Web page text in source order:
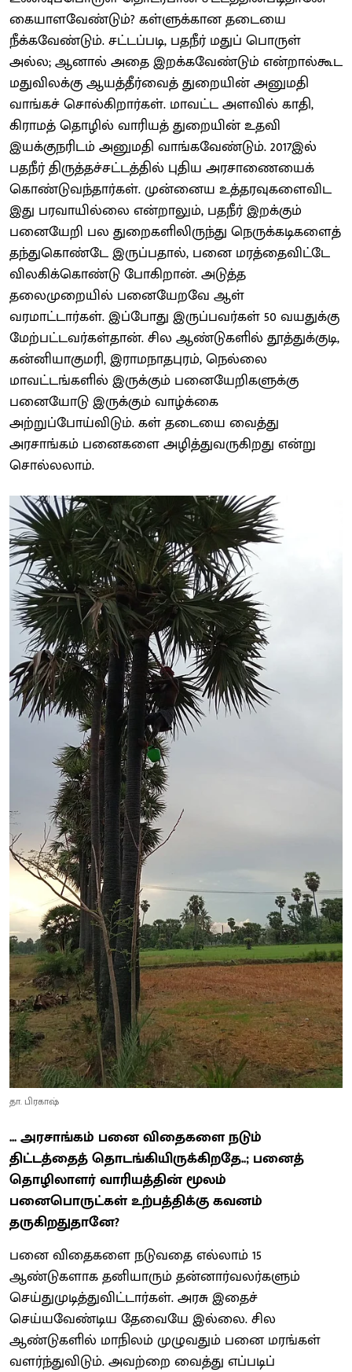
கையாளவேண்டும்? கள்ளுக்கான தடையை
நீக்கவேண்டும். சட்டப்படி, பதநீர் மதுப் பொருள்
அல்ல; ஆனால் அதை இறக்கவேண்டும் என்றால்கூட
மதுவிலக்கு ஆயத்தீர்வைத் துறையின் அனுமதி
வாங்கச் சொல்கிறார்கள். மாவட்ட அளவில் காதி,
கிராமத் தொழில் வாரியத் துறையின் உதவி
இயக்குநரிடம் அனுமதி வாங்கவேண்டும். 2017இல்
பதநீர் திருத்தச்சட்டத்தில் புதிய அரசாணையைக்
கொண்டுவந்தார்கள். முன்னைய உத்தரவுகளைவிட
இது பரவாயில்லை என்றாலும், பதநீர் இறக்கும்
பனையேறி பல துறைகளிலிருந்து நெருக்கடிகளைத்
தந்துகொண்டே இருப்பதால், பனை மரத்தைவிட்டே
விலகிக்கொண்டு போகிறான். அடுத்த
தலைமுறையில் பனையேறவே ஆள்
வரமாட்டார்கள். இப்போது இருப்பவர்கள் 50 வயதுக்கு
மேற்பட்டவர்கள்தான். சில ஆண்டுகளில் தூத்துக்குடி,
கன்னியாகுமரி, இராமநாதபுரம், நெல்லை
மாவட்டங்களில் இருக்கும் பனையேறிகளுக்கு
பனையோடு இருக்கும் வாழ்க்கை
அற்றுப்போய்விடும். கள் தடையை வைத்து
அரசாங்கம் பனைகளை அழித்துவருகிறது என்று
சொல்லலாம்.
தா. பிரகாஷ்
... அரசாங்கம் பனை விதைகளை நடும்
திட்டத்தைத் தொடங்கியிருக்கிறதே..; பனைத்
தொழிலாளர் வாரியத்தின் மூலம்
பனைபொருட்கள் உற்பத்திக்கு கவனம்
தருகிறதுதானே?
பனை விதைகளை நடுவதை எல்லாம் 15
ஆண்டுகளாக தனியாரும் தன்னார்வலர்களும்
செய்துமுடித்துவிட்டார்கள். அரசு இதைச்
செய்யவேண்டிய தேவையே இல்லை. சில
ஆண்டுகளில் மாநிலம் முழுவதும் பனை மரங்கள்
வளர்ந்துவிடும். அவற்றை வைத்து எப்படிப்